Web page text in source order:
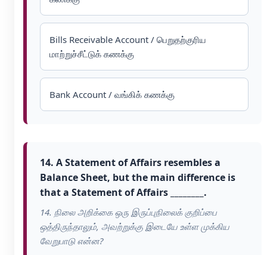
Bills Receivable Account / பெறுதற்குரிய
மாற்றுச்சீட்டுக் கணக்கு
Bank Account / வங்கிக் கணக்கு
14. A Statement of Affairs resembles a
Balance Sheet, but the main difference is
that a Statement of Affairs ________.
14. நிலை அறிக்கை ஒரு இருப்புநிலைக் குறிப்பை
ஒத்திருந்தாலும், அவற்றுக்கு இடையே உள்ள முக்கிய
வேறுபாடு என்ன?